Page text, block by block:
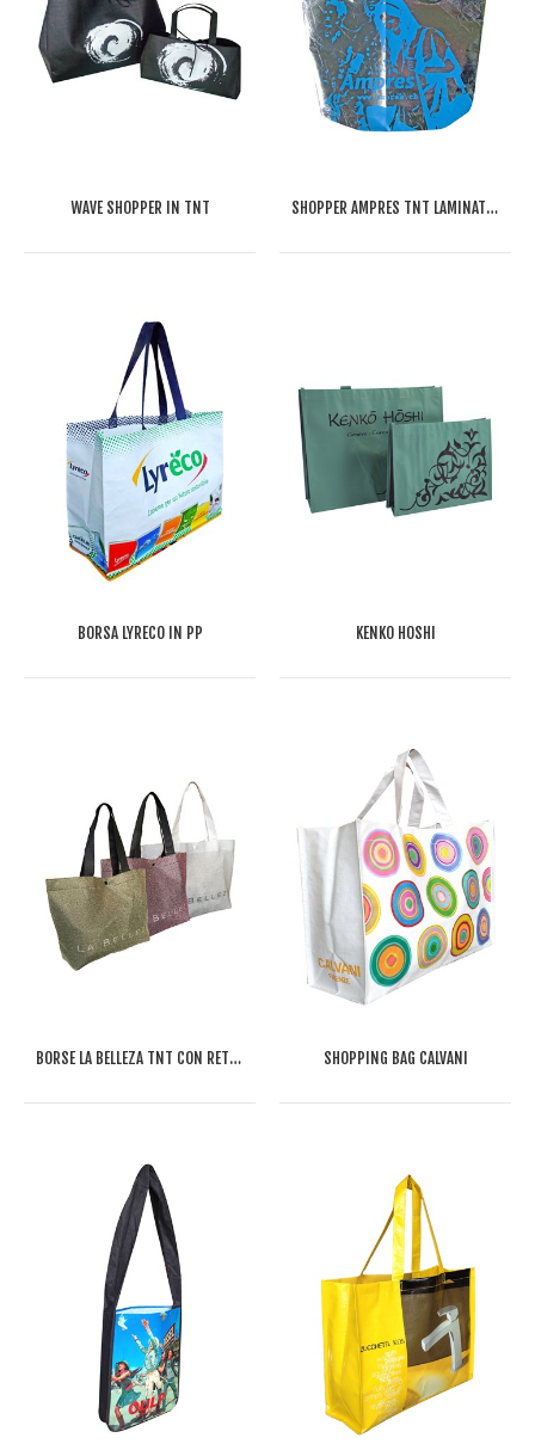
WAVE SHOPPER IN TNT SHOPPER AMPRES TNT LAMINATO ARGENTO
BORSA LYRECO IN PP KENKO HOSHI
BORSE LA BELLEZA TNT CON RETE METALLIZZATA SHOPPING BAG CALVANI